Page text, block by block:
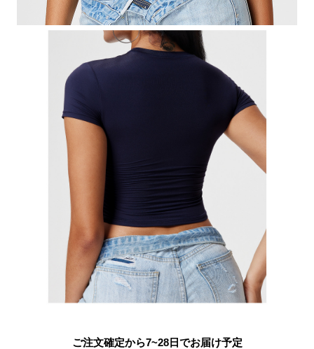
ご注文確定から7~28日でお届け予定